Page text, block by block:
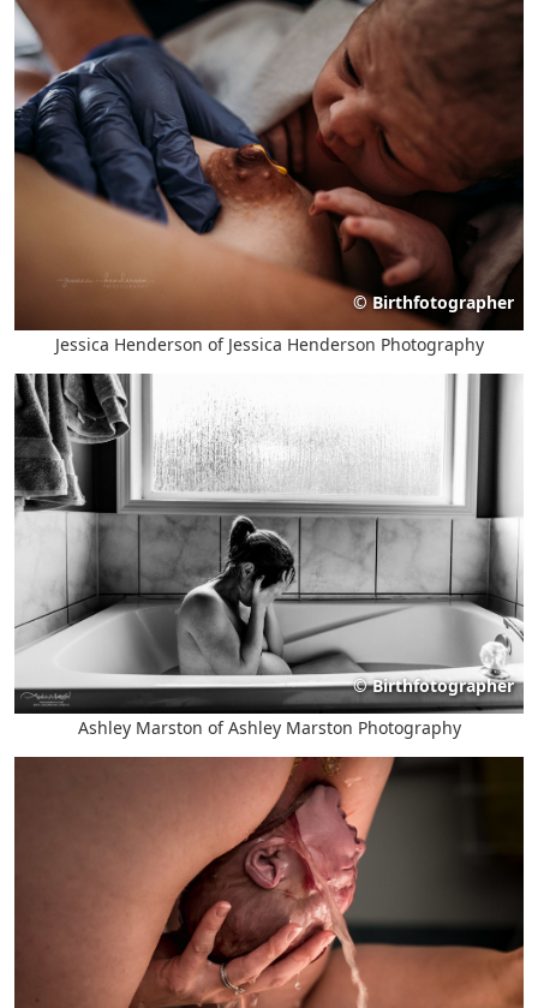
© Birthfotographer
Jessica Henderson of Jessica Henderson Photography
© Birthfotographer
Ashley Marston of Ashley Marston Photography